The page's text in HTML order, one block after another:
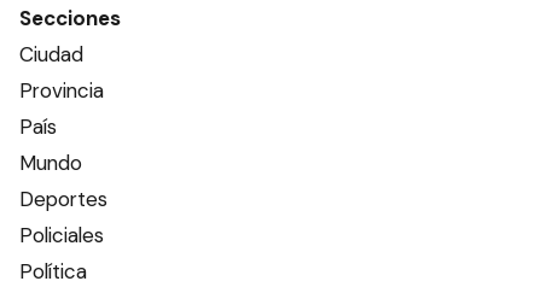
Secciones
Ciudad
Provincia
País
Mundo
Deportes
Policiales
Política